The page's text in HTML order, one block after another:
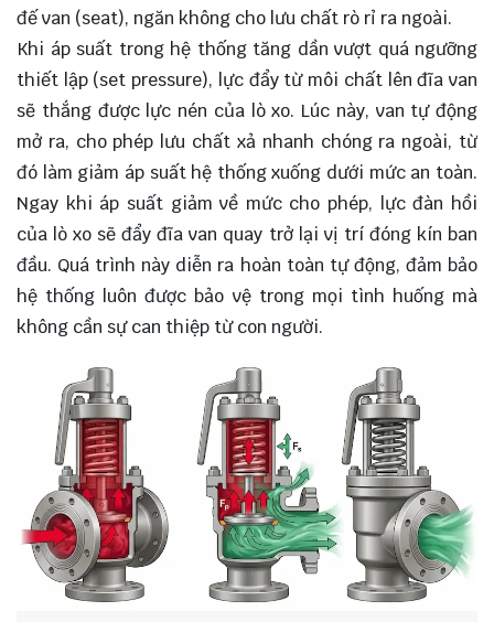
đế van (seat), ngăn không cho lưu chất rò rỉ ra ngoài.
Khi áp suất trong hệ thống tăng dần vượt quá ngưỡng
thiết lập (set pressure), lực đẩy từ môi chất lên đĩa van
sẽ thắng được lực nén của lò xo. Lúc này, van tự động
mở ra, cho phép lưu chất xả nhanh chóng ra ngoài, từ
đó làm giảm áp suất hệ thống xuống dưới mức an toàn.
Ngay khi áp suất giảm về mức cho phép, lực đàn hồi
của lò xo sẽ đẩy đĩa van quay trở lại vị trí đóng kín ban
đầu. Quá trình này diễn ra hoàn toàn tự động, đảm bảo
hệ thống luôn được bảo vệ trong mọi tình huống mà
không cần sự can thiệp từ con người.